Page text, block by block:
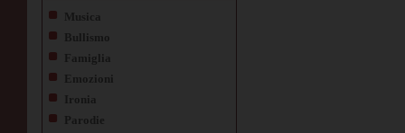
Musica
Bullismo
Famiglia
Emozioni
Ironia
Parodie